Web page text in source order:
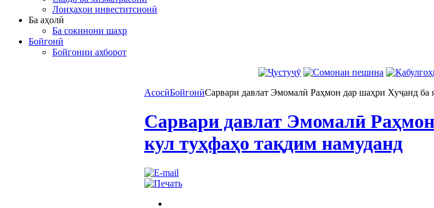
Лоиҳаҳои инвеститсионӣ
Ба аҳолӣ
Ба сокинони шаҳр
Бойгонӣ
Бойгонии ахборот
АсосӣБойгонӣСарвари давлат Эмомалӣ Раҳмон дар шаҳри Хуҷанд ба
Сарвари давлат Эмомалӣ
кул туҳфаҳо тақдим намуданд